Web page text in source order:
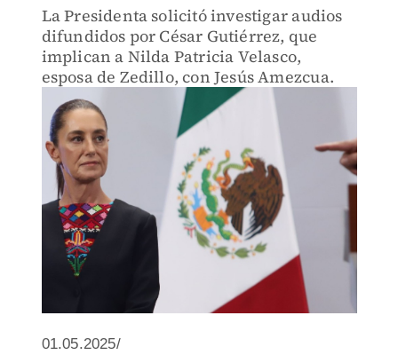
La Presidenta solicitó investigar audios
difundidos por César Gutiérrez, que
implican a Nilda Patricia Velasco,
esposa de Zedillo, con Jesús Amezcua.
01.05.2025/